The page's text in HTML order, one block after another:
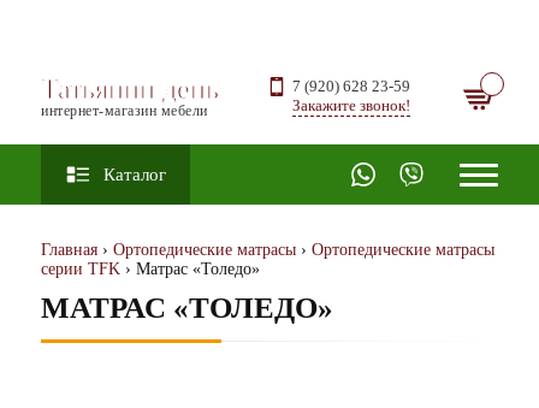
Татьянин день
интернет-магазин мебели
7 (920) 628 23-59
Закажите звонок!
Каталог
Главная › Ортопедические матрасы › Ортопедические матрасы
серии TFK › Матрас «Толедо»
МАТРАС «ТОЛЕДО»